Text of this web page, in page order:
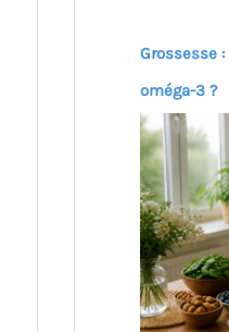
Grossesse
oméga-3 ?